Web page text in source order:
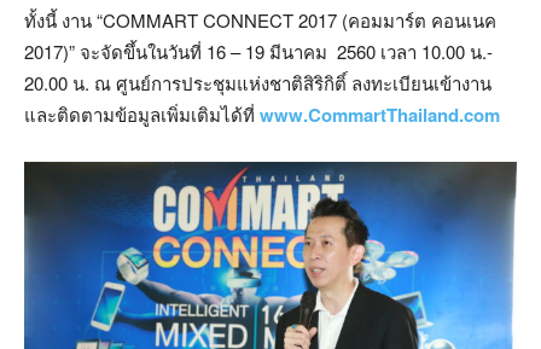
ทั้งนี้ งาน “COMMART CONNECT 2017 (คอมมาร์ต คอนเนค
2017)” จะจัดขึ้นในวันที่ 16 – 19 มีนาคม 2560 เวลา 10.00 น.-
20.00 น. ณ ศูนย์การประชุมแห่งชาติสิริกิติ์ ลงทะเบียนเข้างาน
และติดตามข้อมูลเพิ่มเติมได้ที่ www.CommartThailand.com